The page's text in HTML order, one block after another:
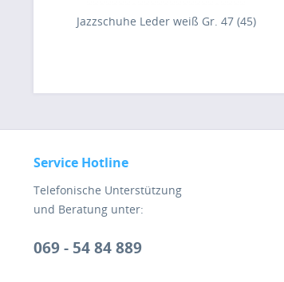
Jazzschuhe Leder weiß Gr. 47 (45)
Service Hotline
Telefonische Unterstützung
und Beratung unter:
069 - 54 84 889